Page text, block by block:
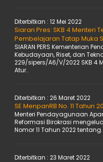
Diterbitkan : 12 Mei 2022
Siaran Pres: SKB 4 Menteri
Pembelajaran Tatap Muka
SIARAN PERS Kementerian
Kebudayaan, Riset, dan
229/sipers/A6/V/2022 SKB 4
Atur..
Diterbitkan : 26 Maret 2022
SE MenpanRB No. 11 Tahun
Menteri Pendayagunaan
Reformasi Birokrasi
Nomor 11 Tahun 2022 tentang..
Diterbitkan : 23 Maret 2022